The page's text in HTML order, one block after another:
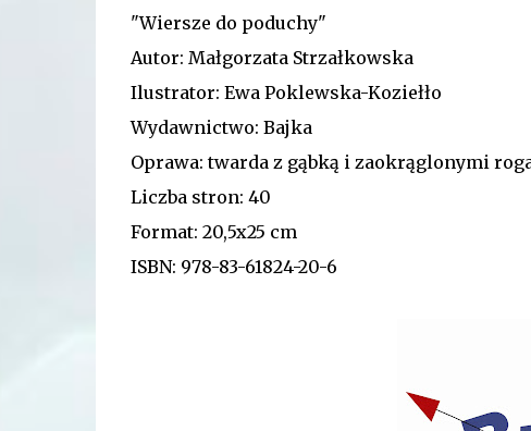
"Wiersze do poduchy"
Autor: Małgorzata Strzałkowska
Ilustrator: Ewa Poklewska-Koziełło
Wydawnictwo: Bajka
Oprawa: twarda z gąbką i zaokrąglonymi
Liczba stron: 40
Format: 20,5x25 cm
ISBN: 978-83-61824-20-6